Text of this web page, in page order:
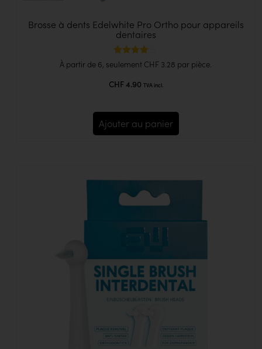
Brosse à dents Edelwhite Pro Ortho pour appareils
dentaires
Note
4.00
CHF4.90 TVA incl.
À partir de 6, seulement CHF 3.28 par pièce.
Ajouter au panier